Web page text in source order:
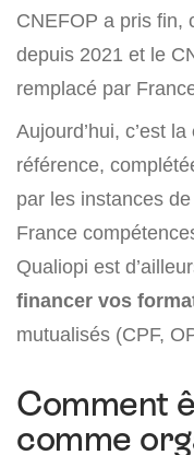
CNEFOP a pris fin,
depuis 2021 et le
remplacé par
Aujourd’hui, c’est la
référence,
par les instances
France
Qualiopi est
financer vos
mutualisés (CPF,
Comment
comme